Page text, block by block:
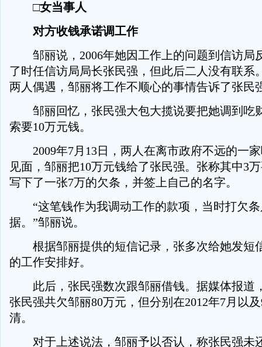
□女当事人
对方收钱承诺调工作
邹丽说，2006年她因工作上的问题到信访局
了时任信访局局长张民强，但此后二人没有联系
两人偶遇，邹丽将工作不顺心的事情告诉了张民
邹丽回忆，张民强大包大揽说要把她调到吃
索要10万元钱。
2009年7月13日，两人在离市政府不远的一家
见面，邹丽把10万元钱给了张民强。张称其中3
写下了一张7万的欠条，并签上自己的名字。
“这笔钱作为我调动工作的款项，当时打欠条
据。”邹丽说。
根据邹丽提供的短信记录，张多次给她发短
的工作安排好。
此后，张民强数次跟邹丽借钱。据媒体报道
张民强共欠邹丽80万元，但分别在2012年7月以
清。
对于上述说法，邹丽予以否认，称张民强未